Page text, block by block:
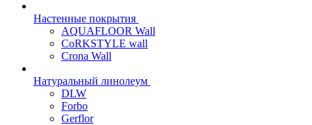
Настенные покрытия
AQUAFLOOR Wall
CoRKSTYLE wall
Crona Wall
Натуральный линолеум
DLW
Forbo
Gerflor